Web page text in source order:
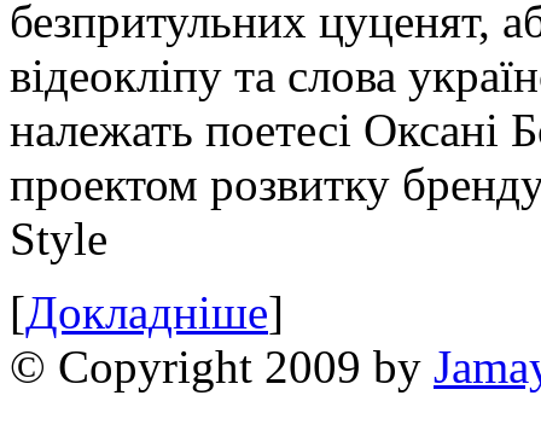
безпритульних цуценят,
відеокліпу та слова
належать поетесі Оксані
проектом розвитку
Style
[Докладніше]
© Copyright 2009 by